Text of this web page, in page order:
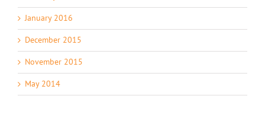
January 2016
December 2015
November 2015
May 2014